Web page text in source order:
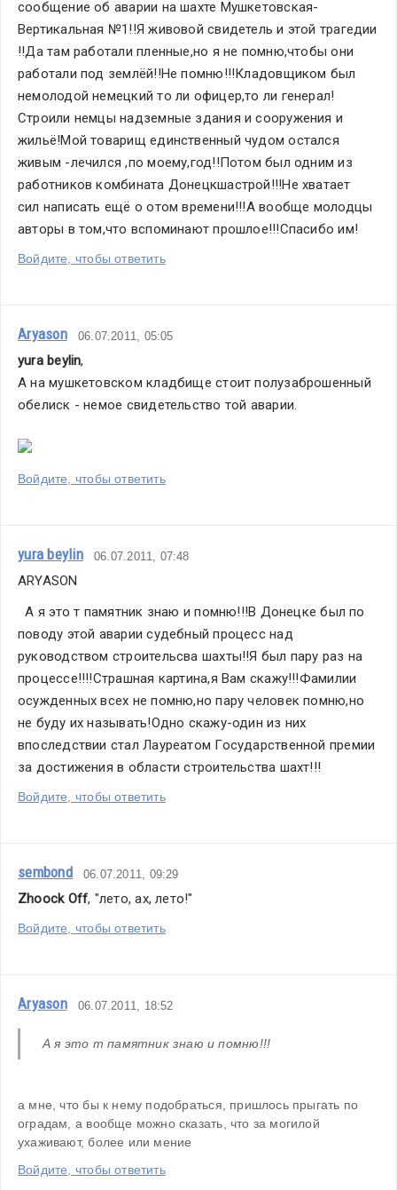
сообщение об аварии на шахте Мушкетовская-
Вертикальная №1!!Я живовой свидетель и этой трагедии
!!Да там работали пленные,но я не помню,чтобы они
работали под землёй!!Не помню!!!Кладовщиком был
немолодой немецкий то ли офицер,то ли генерал!
Строили немцы надземные здания и сооружения и
жильё!Мой товарищ единственный чудом остался
живым -лечился ,по моему,год!!Потом был одним из
работников комбината Донецкшастрой!!!Не хватает
сил написать ещё о отом времени!!!А вообще молодцы
авторы в том,что вспоминают прошлое!!!Спасибо им!
Войдите, чтобы ответить
Aryason 06.07.2011, 05:05
yura beylin,
А на мушкетовском кладбище стоит полузаброшенный
обелиск - немое свидетельство той аварии.
Войдите, чтобы ответить
yura beylin 06.07.2011, 07:48
ARYASON
А я это т памятник знаю и помню!!!В Донецке был по
поводу этой аварии судебный процесс над
руководством строительсва шахты!!Я был пару раз на
процессе!!!!Страшная картина,я Вам скажу!!!Фамилии
осужденных всех не помню,но пару человек помню,но
не буду их называть!Одно скажу-один из них
впоследствии стал Лауреатом Государственной премии
за достижения в области строительства шахт!!!
Войдите, чтобы ответить
sembond 06.07.2011, 09:29
Zhoock Off, "лето, ах, лето!"
Войдите, чтобы ответить
Aryason 06.07.2011, 18:52
А я это т памятник знаю и помню!!!
а мне, что бы к нему подобраться, пришлось прыгать по
оградам, а вообще можно сказать, что за могилой
ухаживают, более или мение
Войдите, чтобы ответить